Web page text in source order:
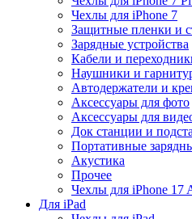
Чехлы для iPhone 7
Защитные пленки и
Зарядные устройства
Кабели и
Наушники и
Автодержатели и
Аксессуары для фото
Аксессуары для
Док станции и
Портативные
Акустика
Прочее
Чехлы для iPhone 17
Для iPad